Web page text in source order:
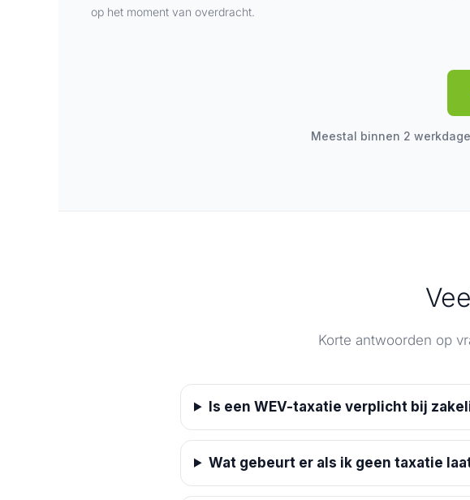
op het moment van overdracht.
Meestal binnen 2
Korte antwoorden op
Is een WEV-taxatie verplicht bij
Wat gebeurt er als ik geen taxatie